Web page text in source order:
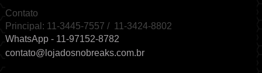
Contato
Principal: 11-3445-7557 / 11-3424-8802
WhatsApp - 11-97152-8782
contato@lojadosnobreaks.com.br